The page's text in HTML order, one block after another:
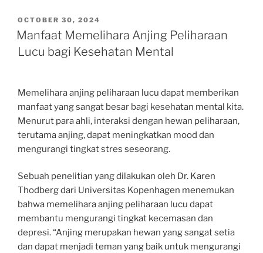
POSTED
ON
OCTOBER 30, 2024
Manfaat Memelihara Anjing Peliharaan
Lucu bagi Kesehatan Mental
Memelihara anjing peliharaan lucu dapat memberikan
manfaat yang sangat besar bagi kesehatan mental kita.
Menurut para ahli, interaksi dengan hewan peliharaan,
terutama anjing, dapat meningkatkan mood dan
mengurangi tingkat stres seseorang.
Sebuah penelitian yang dilakukan oleh Dr. Karen
Thodberg dari Universitas Kopenhagen menemukan
bahwa memelihara anjing peliharaan lucu dapat
membantu mengurangi tingkat kecemasan dan
depresi. “Anjing merupakan hewan yang sangat setia
dan dapat menjadi teman yang baik untuk mengurangi